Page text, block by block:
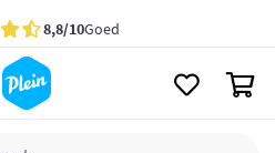
vanaf 35,- *
besteld,
retourneren